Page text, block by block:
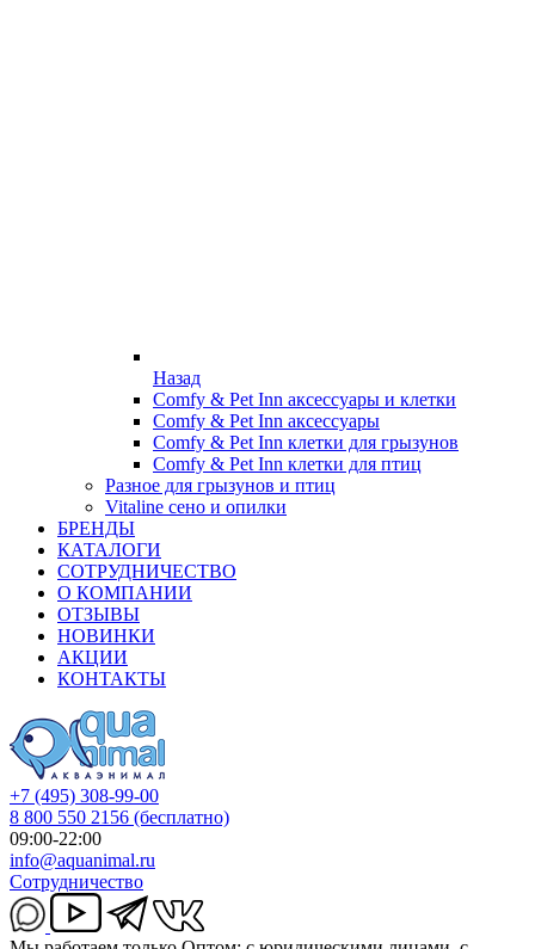
Назад
Comfy & Pet Inn аксессуары и клетки
Comfy & Pet Inn аксессуары
Comfy & Pet Inn клетки для грызунов
Comfy & Pet Inn клетки для птиц
Разное для грызунов и птиц
Vitaline сено и опилки
БРЕНДЫ
КАТАЛОГИ
СОТРУДНИЧЕСТВО
О КОМПАНИИ
ОТЗЫВЫ
НОВИНКИ
АКЦИИ
КОНТАКТЫ
+7 (495) 308-99-00
8 800 550 2156 (бесплатно)
09:00-22:00
info@aquanimal.ru
Сотрудничество